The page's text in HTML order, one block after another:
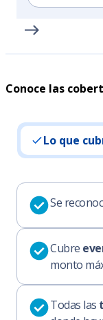
Conoce las
Lo que
Se
Cubre
monto
Todas las